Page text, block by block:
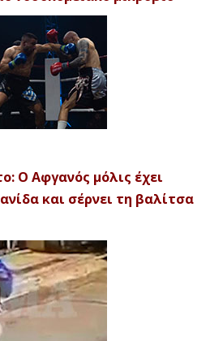
Ο Αφγανός μόλις έχει
και σέρνει τη βαλίτσα